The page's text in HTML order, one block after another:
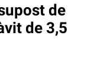
de
de 3,5